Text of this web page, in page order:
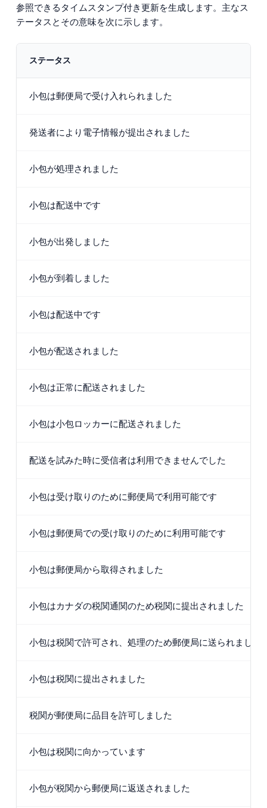
参照できるタイムスタンプ付き更新を生成します。主なス
テータスとその意味を次に示します。
ステータス
小包は郵便局で受け入れられました
発送者により電子情報が提出されました
小包が処理されました
小包は配送中です
小包が出発しました
小包が到着しました
小包は配送中です
小包が配送されました
小包は正常に配送されました
小包は小包ロッカーに配送されました
配送を試みた時に受信者は利用できませんでした
小包は受け取りのために郵便局で利用可能です
小包は郵便局での受け取りのために利用可能です
小包は郵便局から取得されました
小包はカナダの税関通関のため税関に提出されました
小包は税関で許可され、処理のため郵便局に送られました
小包は税関に提出されました
税関が郵便局に品目を許可しました
小包は税関に向かっています
小包が税関から郵便局に返送されました